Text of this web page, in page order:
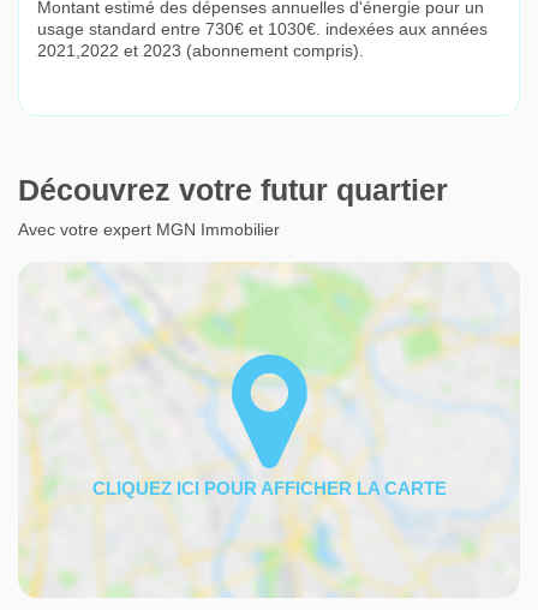
Montant estimé des dépenses annuelles d'énergie pour un
usage standard entre 730€ et 1030€. indexées aux années
2021,2022 et 2023 (abonnement compris).
Découvrez votre futur quartier
Avec votre expert MGN Immobilier